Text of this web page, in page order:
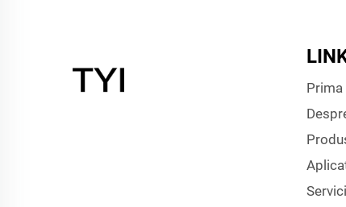
Prima